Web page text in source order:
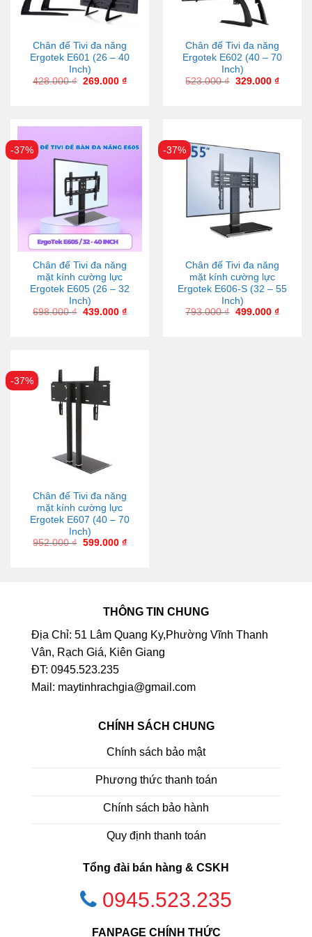
Chân đế Tivi đa năng
Ergotek E601 (26 – 40
Inch)
428.000₫ 269.000 ₫
Chân đế Tivi đa năng
Ergotek E602 (40 – 70
Inch)
523.000₫ 329.000 ₫
-37%
Chân đế Tivi đa năng
mặt kính cường lực
Ergotek E605 (26 – 32
Inch)
698.000₫ 439.000 ₫
-37%
Chân đế Tivi đa năng
mặt kính cường lực
Ergotek E606-S (32 – 55
Inch)
793.000₫ 499.000 ₫
-37%
Chân đế Tivi đa năng
mặt kính cường lực
Ergotek E607 (40 – 70
Inch)
952.000₫ 599.000 ₫
THÔNG TIN CHUNG
Địa Chỉ: 51 Lâm Quang Ky,Phường Vĩnh Thanh
Vân, Rạch Giá, Kiên Giang
ĐT: 0945.523.235
Mail: maytinhrachgia@gmail.com
CHÍNH SÁCH CHUNG
Chính sách bảo mật
Phương thức thanh toán
Chính sách bảo hành
Quy định thanh toán
Tổng đài bán hàng & CSKH
0945.523.235
FANPAGE CHÍNH THỨC